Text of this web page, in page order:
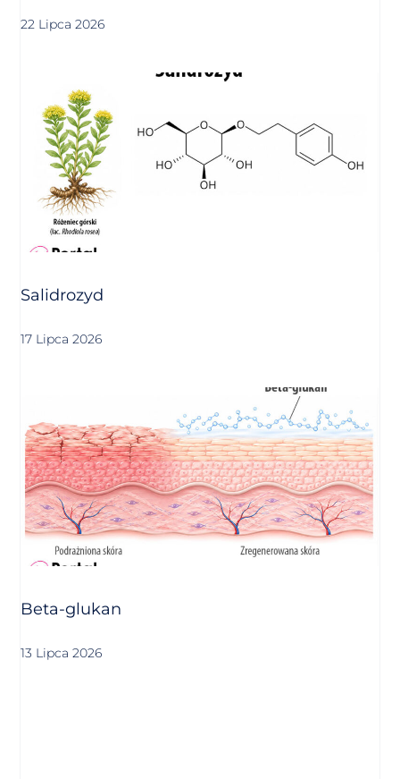
22 Lipca 2026
Salidrozyd
17 Lipca 2026
Beta-glukan
13 Lipca 2026